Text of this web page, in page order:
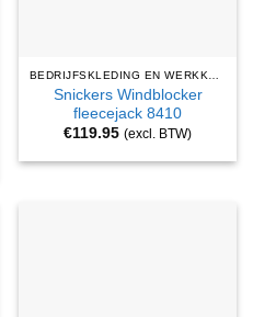
Snickers Windblocker
fleecejack 8410
€119.95 (excl. BTW)